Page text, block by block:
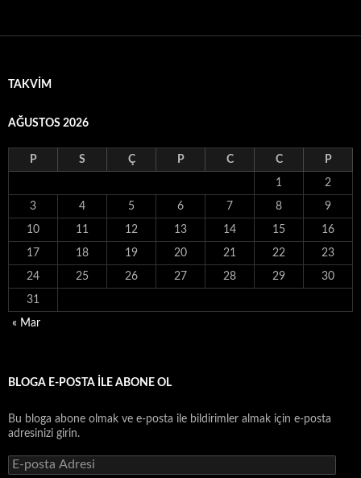
TAKVIM
AĞUSTOS 2026
P S Ç P C C P
1 2
3 4 5 6 7 8 9
10 11 12 13 14 15 16
17 18 19 20 21 22 23
24 25 26 27 28 29 30
31
« Mar
BLOGA E-POSTA ILE ABONE OL
Bu bloga abone olmak ve e-posta ile bildirimler almak için e-posta
adresinizi girin.
E-